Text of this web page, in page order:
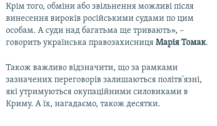
Крім того, обміни або звільнення можливі після
винесення вироків російськими судами по цим
особам. А суди над багатьма ще тривають», –
говорить українська правозахисниця Марія Томак.
Також важливо відзначити, що за рамками
зазначених переговорів залишаються політв'язні,
які утримуються окупаційними силовиками в
Криму. А їх, нагадаємо, також десятки.